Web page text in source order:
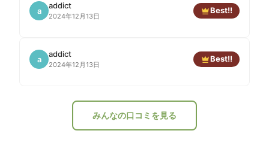
a
addict
2024年12月13日
Best!!
a
addict
2024年12月13日
Best!!
みんなの口コミを見る